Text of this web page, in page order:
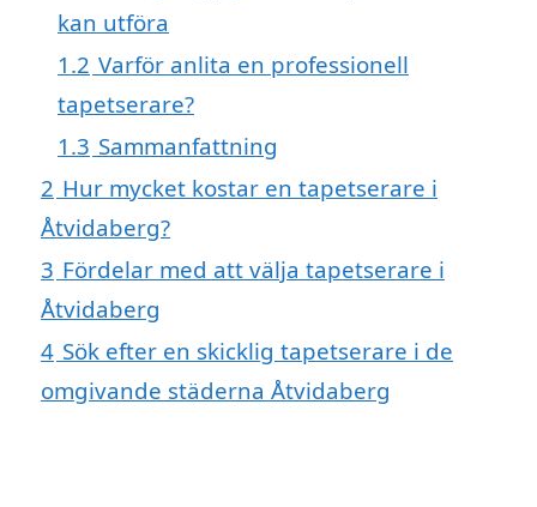
kan utföra
1.2 Varför anlita en professionell
tapetserare?
1.3 Sammanfattning
2 Hur mycket kostar en tapetserare i
Åtvidaberg?
3 Fördelar med att välja tapetserare i
Åtvidaberg
4 Sök efter en skicklig tapetserare i de
omgivande städerna Åtvidaberg